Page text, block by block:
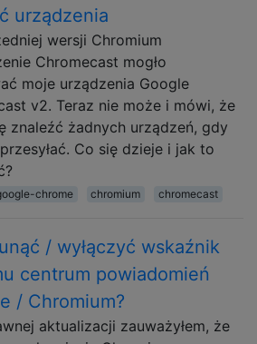
urządzenia
wersji Chromium
Chromecast mogło
moje urządzenia Google
v2. Teraz nie może i mówi, że
znaleźć żadnych urządzeń, gdy
Co się dzieje i jak to
chrome chromium chromecast
/ wyłączyć wskaźnik
centrum powiadomień
/ Chromium?
aktualizacji zauważyłem, że